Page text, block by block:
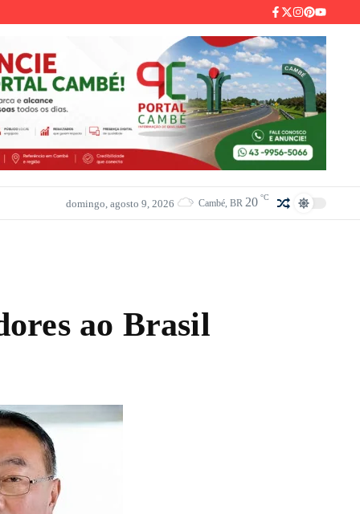
domingo, agosto 9, 2026 Cambé, BR 20 °C
ao Brasil